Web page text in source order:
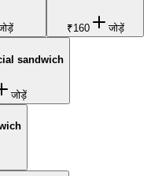
₹160 जोड़ें
sandwich
जोड़ें